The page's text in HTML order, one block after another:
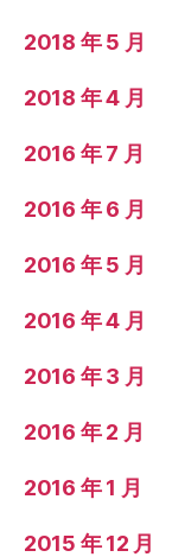
2018 年 5 月
2018 年 4 月
2016 年 7 月
2016 年 6 月
2016 年 5 月
2016 年 4 月
2016 年 3 月
2016 年 2 月
2016 年 1 月
2015 年 12 月